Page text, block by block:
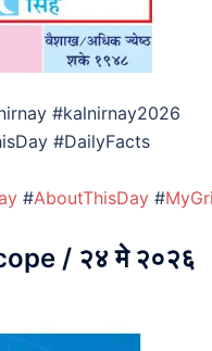
#kalnirnay2026
#DailyFacts
#AboutThisDay #
/ २४ मे २०२६